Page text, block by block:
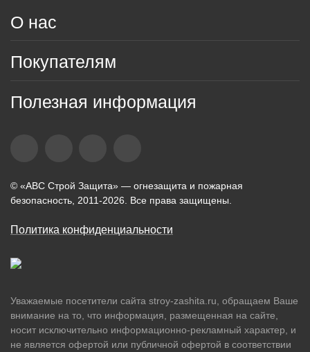
О нас
Покупателям
Полезная информация
© «АВС Строй Защита» — огнезащита и пожарная
безопасность, 2011-2026. Все права защищены.
Политика конфиденциальности
Уважаемые посетители сайта stroy-zashita.ru, обращаем Ваше
внимание на то, что информация, размещенная на сайте,
носит исключительно информационно-рекламный характер, и
не является офертой или публичной офертой в соответствии